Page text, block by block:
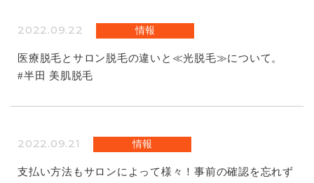
2022.09.22 情報
医療脱毛とサロン脱毛の違いと≪光脱毛≫について。
#半田 美肌脱毛
2022.09.21 情報
支払い方法もサロンによって様々！事前の確認を忘れず